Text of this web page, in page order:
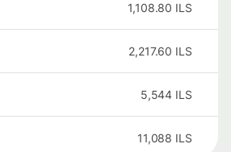
1,108.80 ILS
2,217.60 ILS
5,544 ILS
11,088 ILS